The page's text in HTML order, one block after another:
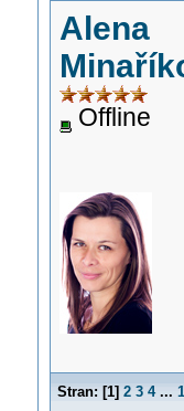
Alena
Offline
Stran: [1] 2 3 4 ...